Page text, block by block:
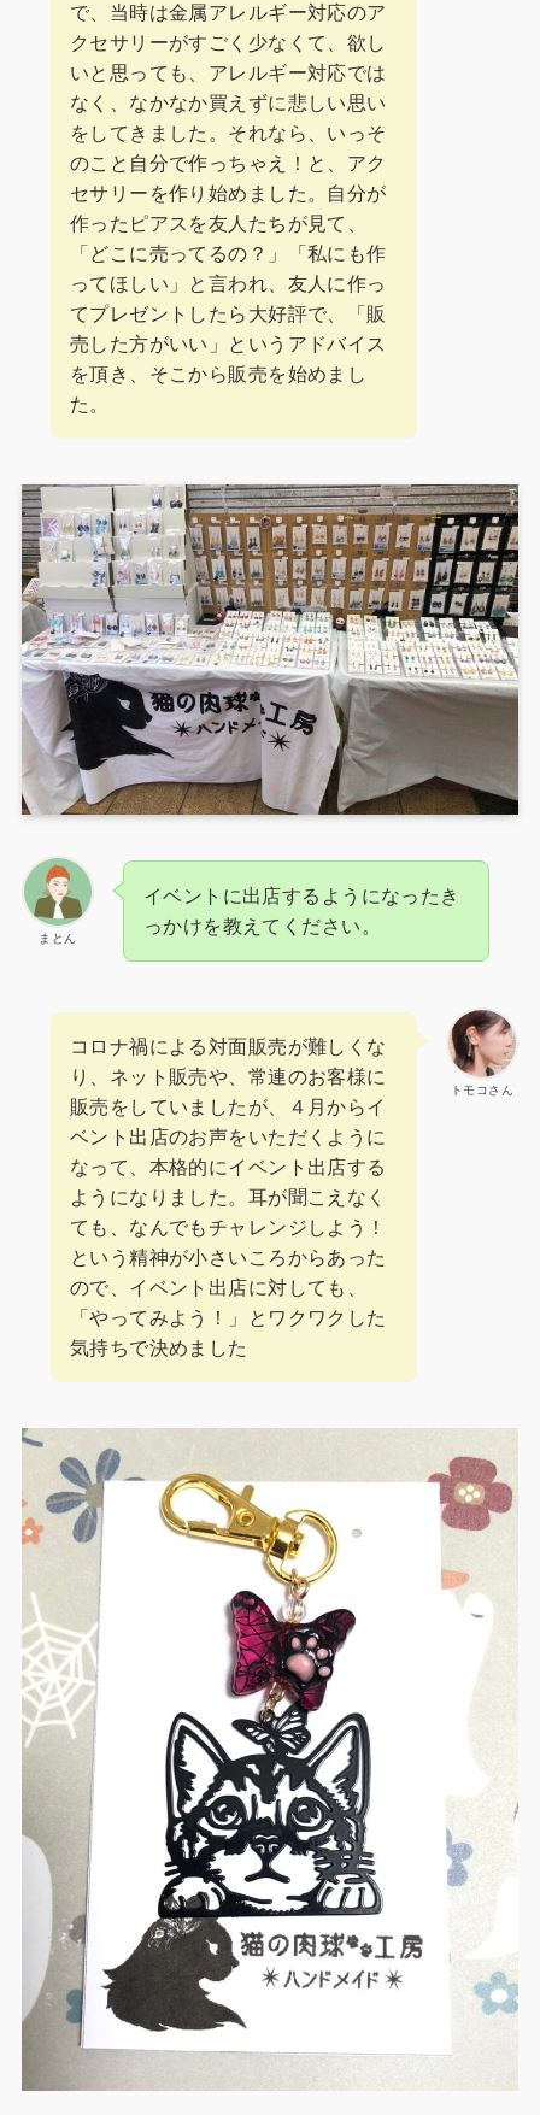
で、当時は金属アレルギー対応のア
クセサリーがすごく少なくて、欲し
いと思っても、アレルギー対応では
なく、なかなか買えずに悲しい思い
をしてきました。それなら、いっそ
のこと自分で作っちゃえ！と、アク
セサリーを作り始めました。自分が
作ったピアスを友人たちが見て、
「どこに売ってるの？」「私にも作
ってほしい」と言われ、友人に作っ
てプレゼントしたら大好評で、「販
売した方がいい」というアドバイス
を頂き、そこから販売を始めまし
た。
まとん
イベントに出店するようになったき
っかけを教えてください。
トモコさん
コロナ禍による対面販売が難しくな
り、ネット販売や、常連のお客様に
販売をしていましたが、４月からイ
ベント出店のお声をいただくように
なって、本格的にイベント出店する
ようになりました。耳が聞こえなく
ても、なんでもチャレンジしよう！
という精神が小さいころからあった
ので、イベント出店に対しても、
「やってみよう！」とワクワクした
気持ちで決めました